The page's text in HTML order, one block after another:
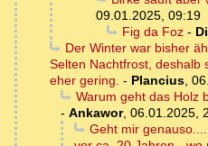
09.01.2025, 09:19
Fig da Foz-
Der Winter war bisher
Selten Nachtfrost, deshalb
eher gering. - Plancius,
Warum geht das Holz
- Ankawor, 06.01.2025,
Geht mir